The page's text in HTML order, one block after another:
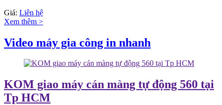
Giá: Liên hệ
Xem thêm >
Video máy gia công in nhanh
KOM giao máy cán màng tự động 560 tại
Tp HCM